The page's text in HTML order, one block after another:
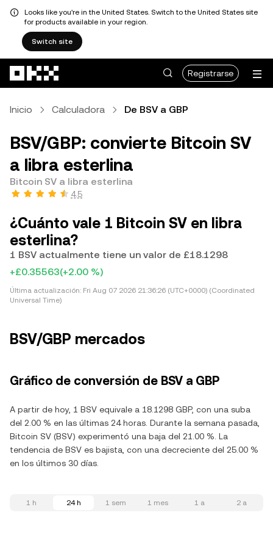
Looks like you're in the United States. Switch to the United States site
for products available in your region.
Switch site
Registrarse
Inicio Calculadora De BSV a GBP
BSV/GBP: convierte Bitcoin SV
a libra esterlina
Bitcoin SV a libra esterlina
4.5
¿Cuánto vale 1 Bitcoin SV en libra
esterlina?
1 BSV actualmente tiene un valor de £18.1298
+£0.35563(+2.00 %)
Última actualización: Fri Aug 07 2026 21:36:26 (UTC+0000) (Coordinated
Universal Time)
BSV/GBP mercados
Gráfico de conversión de BSV a GBP
A partir de hoy, 1 BSV equivale a 18.1298 GBP, con una suba
del 2.00 % en las últimas 24 horas. Durante la semana pasada,
Bitcoin SV (BSV) experimentó una baja del 21.00 %. La
tendencia de BSV es bajista, con una decreciente del 25.00 %
en los últimos 30 días.
1 h 24 h 1 sem 1 mes 1 a 2 a